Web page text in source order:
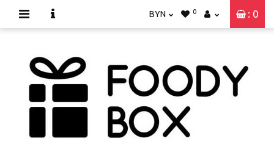
: 0
BYN 0